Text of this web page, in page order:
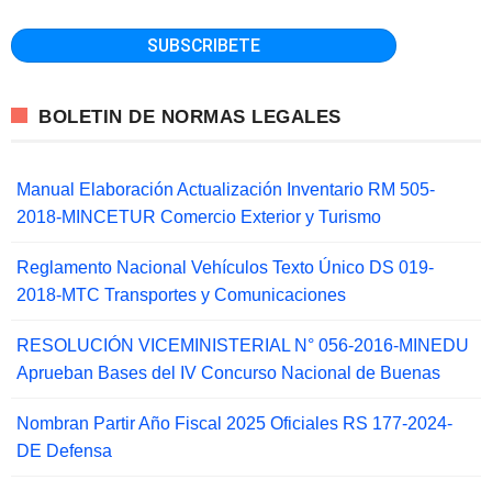
BOLETIN DE NORMAS LEGALES
Manual Elaboración Actualización Inventario RM 505-
2018-MINCETUR Comercio Exterior y Turismo
Reglamento Nacional Vehículos Texto Único DS 019-
2018-MTC Transportes y Comunicaciones
RESOLUCIÓN VICEMINISTERIAL N° 056-2016-MINEDU
Aprueban Bases del IV Concurso Nacional de Buenas
Nombran Partir Año Fiscal 2025 Oficiales RS 177-2024-
DE Defensa